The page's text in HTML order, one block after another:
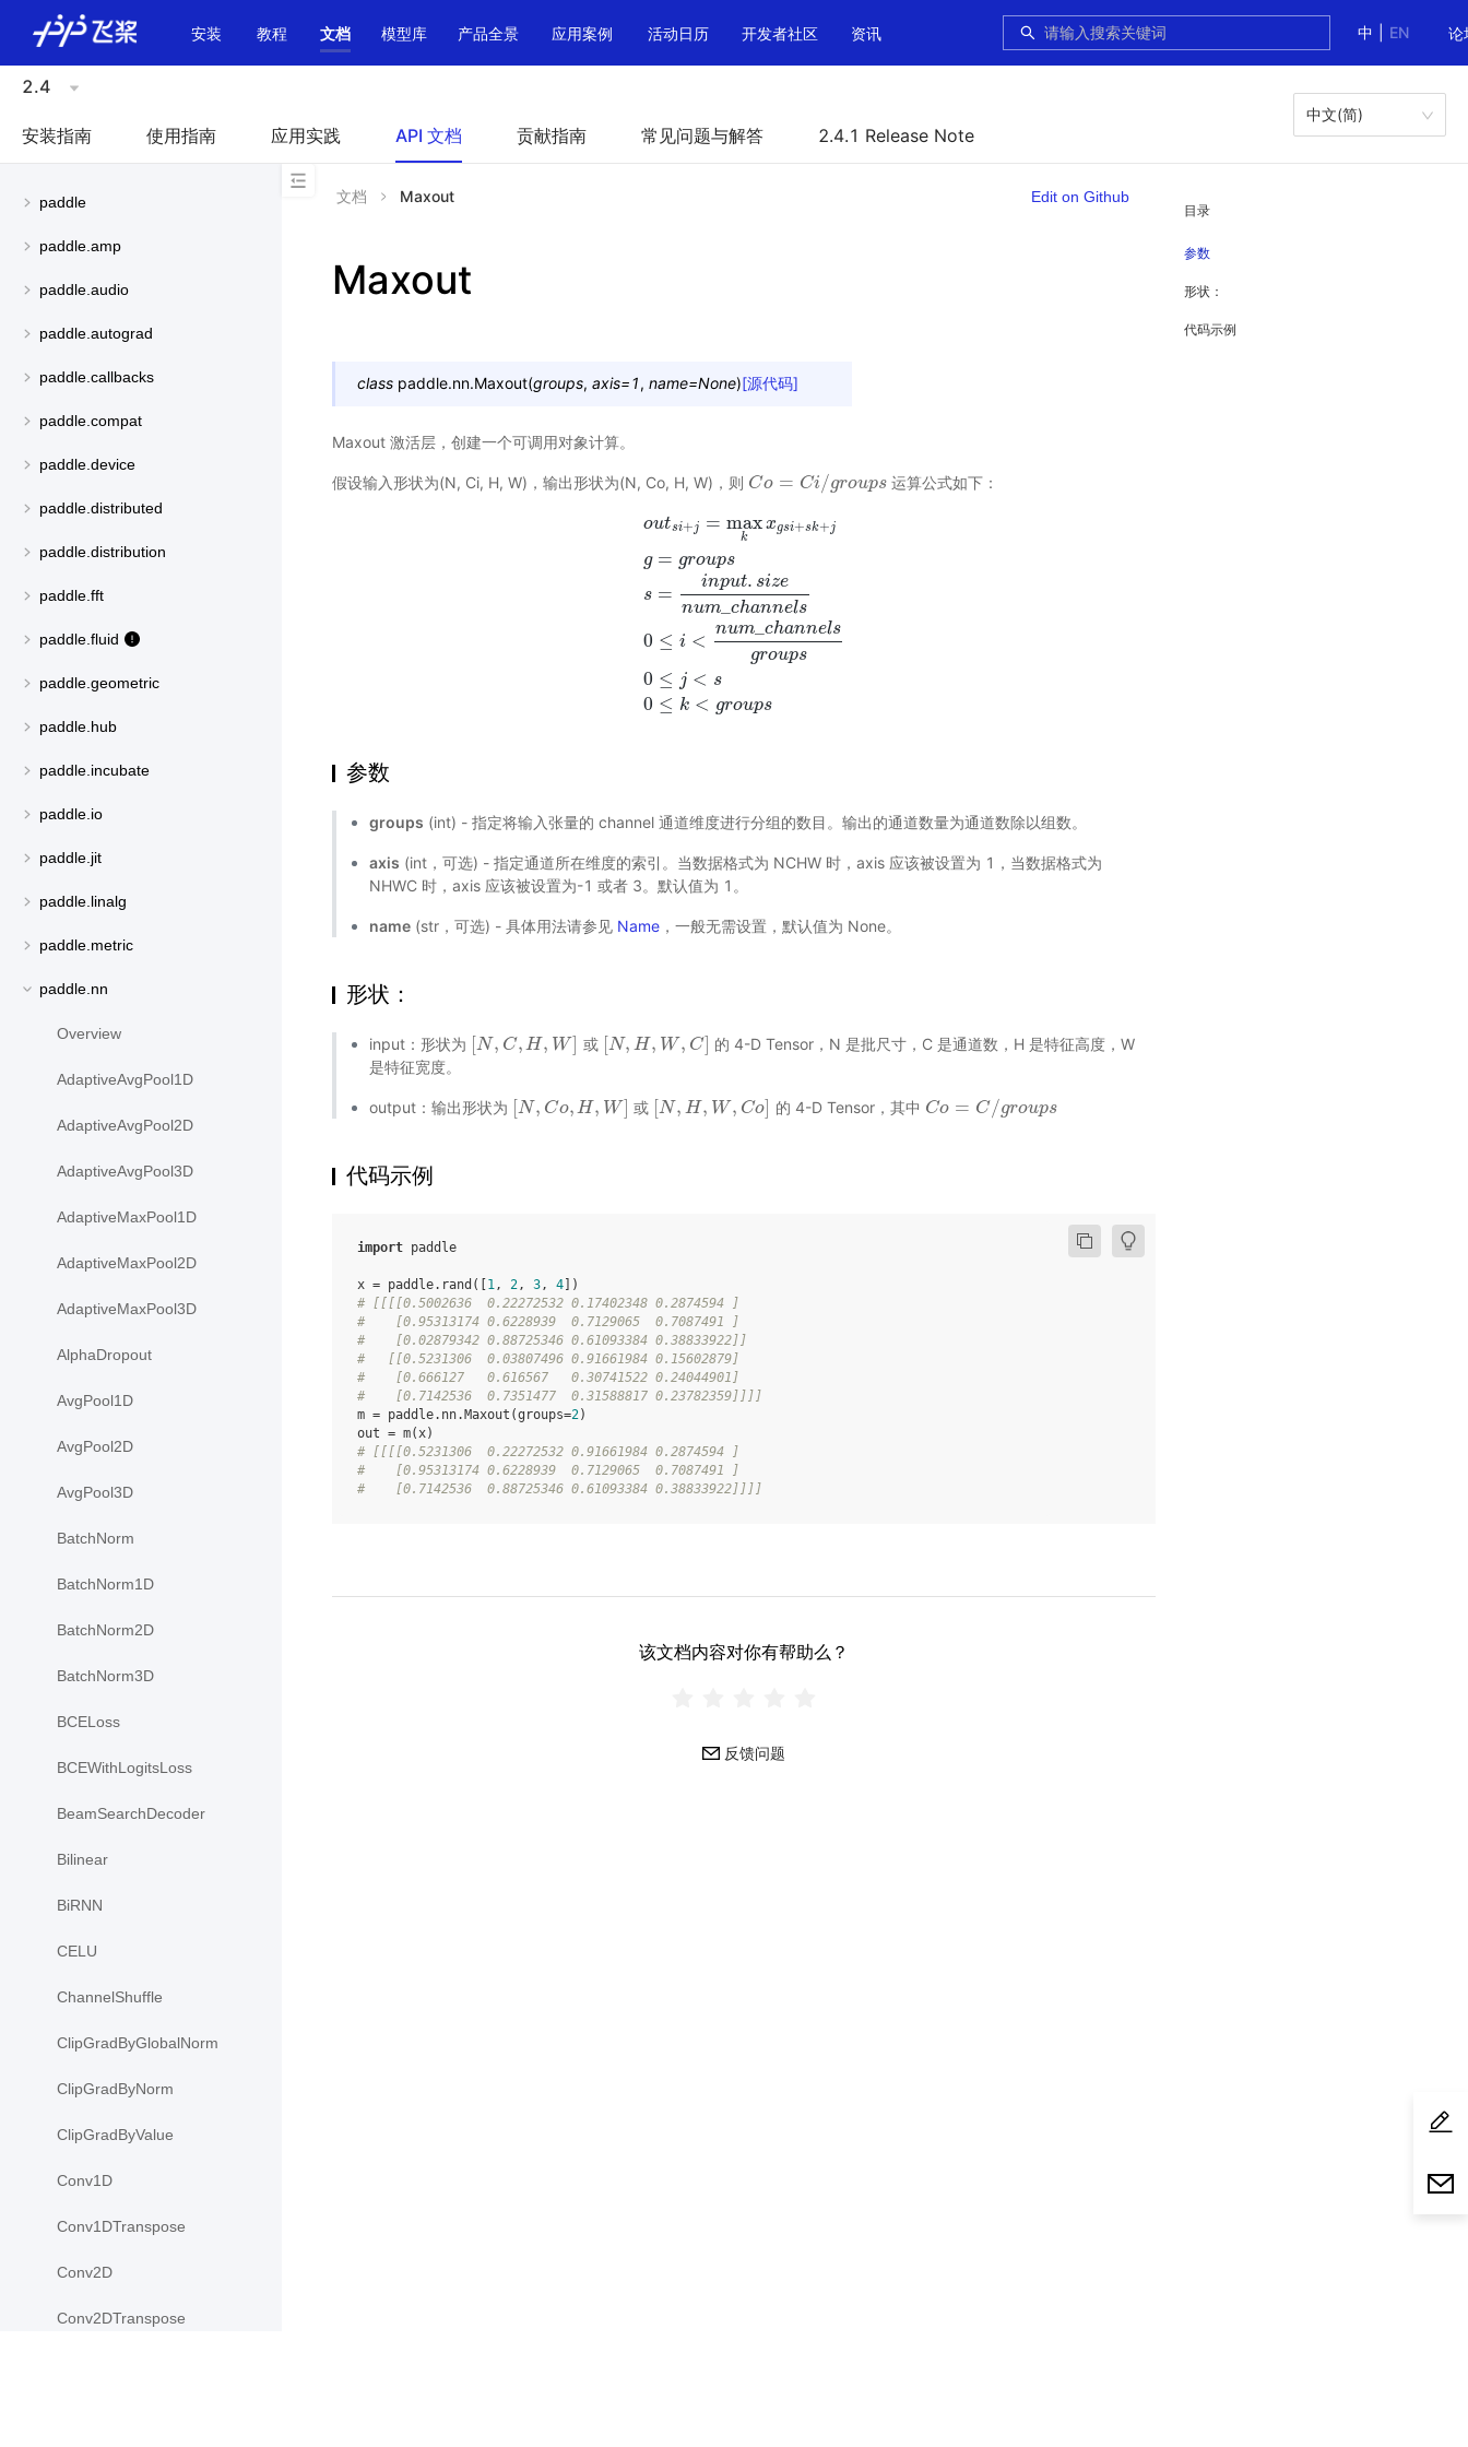
中
EN 论
安装 教程 文档 模型库 产品全景 应用案例 活动日历 开发者社区 资讯
2.4
安装指南 使用指南 应用实践 API 文档 贡献指南 常见问题与解答 2.4.1 Release Note
中文(简)
paddle
paddle.amp
paddle.audio
paddle.autograd
paddle.callbacks
paddle.compat
paddle.device
paddle.distributed
paddle.distribution
paddle.fft
paddle.fluid
paddle.geometric
paddle.hub
paddle.incubate
paddle.io
paddle.jit
paddle.linalg
paddle.metric
paddle.nn
Overview
AdaptiveAvgPool1D
AdaptiveAvgPool2D
AdaptiveAvgPool3D
AdaptiveMaxPool1D
AdaptiveMaxPool2D
AdaptiveMaxPool3D
AlphaDropout
AvgPool1D
AvgPool2D
AvgPool3D
BatchNorm
BatchNorm1D
BatchNorm2D
BatchNorm3D
BCELoss
BCEWithLogitsLoss
BeamSearchDecoder
Bilinear
BiRNN
CELU
ChannelShuffle
ClipGradByGlobalNorm
ClipGradByNorm
ClipGradByValue
Conv1D
Conv1DTranspose
Conv2D
Conv2DTranspose
目录
参数
形状：
代码示例
文档 Maxout Edit on Github
Maxout
class paddle.nn.Maxout(groups, axis=1, name=None)[源代码]
Maxout 激活层，创建一个可调用对象计算。
假设输入形状为(N, Ci, H, W)，输出形状为(N, Co, H, W)，则 Co = Ci/groups
Co= Ci/ groups 运算公式如下：
outsi+j = max
k
xgsi+sk+j
g = groups
s =
input. size
num_channels
0 ≤ i <
num _channels
groups
0 ≤ j < s
0 ≤ k < groups
+j=maxkxgsi+sk+jg
参数
groups (int) - 指定将输入张量的 channel 通道维度进行分组的数目。输出的通道数量为通道数除以组数。
axis (int，可选) - 指定通道所在维度的索引。当数据格式为 NCHW 时，axis 应该被设置为 1，当数据格式为
NHWC 时，axis 应该被设置为-1 或者 3。默认值为 1。
name (str，可选) - 具体用法请参见 Name ，一般无需设置，默认值为 None。
形状：
input：形状为 [N, C, H, W]
[N,C,H,W] 或 [N, H, W, C]
N,H,W, C]
的 4-D Tensor，N 是批尺寸，C 是通道数，H 是特征高度，W
是特征宽度。
output：输出形状为 [N, Co, H, W]
[N,Co,H,W] 或 [N, H, W, Co]
[N,H,W, Co] 的 4-D Tensor，其中 Co = C/groups
Co= C/ groups
代码示例
import paddle
x = paddle. rand ([ 1, 2, 3, 4 ])
# [[[[0.5002636  0.22272532 0.17402348 0.2874594 ]
#    [0.95313174 0.6228939  0.7129065  0.7087491 ]
#    [0.02879342 0.88725346 0.61093384 0.38833922]]
#   [[0.5231306  0.03807496 0.91661984 0.15602879]
#    [0.666127   0.616567   0.30741522 0.24044901]
#    [0.7142536  0.7351477  0.31588817 0.23782359]]]]
m = paddle. nn. Maxout (groups=2)
out = m(x)
# [[[[0.5231306  0.22272532 0.91661984 0.2874594 ]
#    [0.95313174 0.6228939  0.7129065  0.7087491 ]
#    [0.7142536  0.88725346 0.61093384 0.38833922]]]]
该文档内容对你有帮助么？
反馈问题